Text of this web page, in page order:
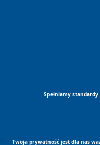
Spełniamy
RODO Zgodne
RODO przyjazne narzędzia
Twoja prywatność jest dla nas